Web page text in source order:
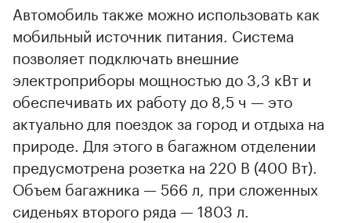
Автомобиль также можно использовать как
мобильный источник питания. Система
позволяет подключать внешние
электроприборы мощностью до 3,3 кВт и
обеспечивать их работу до 8,5 ч — это
актуально для поездок за город и отдыха на
природе. Для этого в багажном отделении
предусмотрена розетка на 220 В (400 Вт).
Объем багажника — 566 л, при сложенных
сиденьях второго ряда — 1803 л.